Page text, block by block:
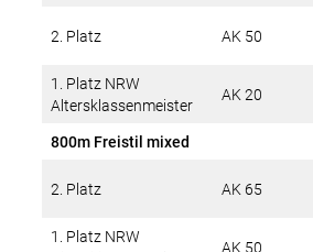
2. Platz AK 50
1. Platz NRW
Altersklassenmeister
AK 20
800m Freistil mixed
2. Platz AK 65
1. Platz NRW
AK 50